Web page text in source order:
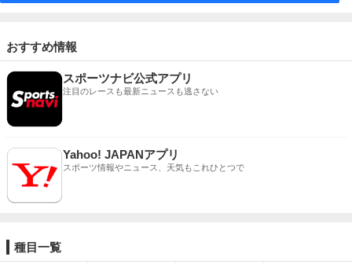
おすすめ情報
スポーツナビ公式アプリ
注目のレースも最新ニュースも逃さない
Yahoo! JAPANアプリ
スポーツ情報やニュース、天気もこれひとつで
種目一覧